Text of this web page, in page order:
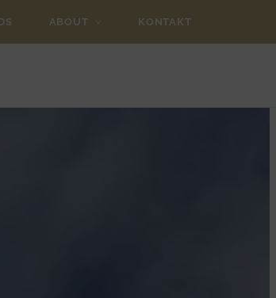
ABOUT KONTAKT